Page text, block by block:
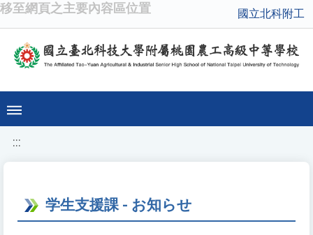
移至網頁之主要內容區位置 國立北科附工
:::
学生支援課 - お知らせ